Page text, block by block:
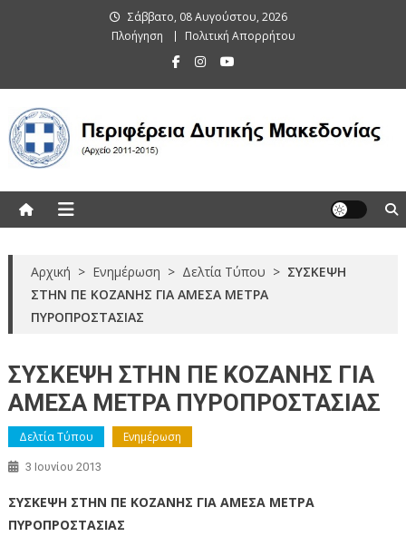
Σάββατο, 08 Αυγούστου, 2026
Πλοήγηση
Πολιτική Απορρήτου
Αρχική > Ενημέρωση > Δελτία Τύπου > ΣΥΣΚΕΨΗ
ΣΤΗΝ ΠΕ ΚΟΖΑΝΗΣ ΓΙΑ ΑΜΕΣΑ ΜΕΤΡΑ
ΠΥΡΟΠΡΟΣΤΑΣΙΑΣ
ΣΥΣΚΕΨΗ ΣΤΗΝ ΠΕ ΚΟΖΑΝΗΣ ΓΙΑ
ΑΜΕΣΑ ΜΕΤΡΑ ΠΥΡΟΠΡΟΣΤΑΣΙΑΣ
Δελτία Τύπου Ενημέρωση
3 Ιουνίου 2013
ΣΥΣΚΕΨΗ ΣΤΗΝ ΠΕ ΚΟΖΑΝΗΣ ΓΙΑ ΑΜΕΣΑ ΜΕΤΡΑ
ΠΥΡΟΠΡΟΣΤΑΣΙΑΣ